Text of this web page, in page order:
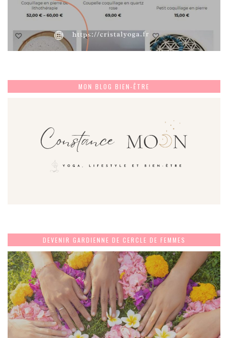
MON BLOG BIEN-ÊTRE
DEVENIR GARDIENNE DE CERCLE DE FEMMES